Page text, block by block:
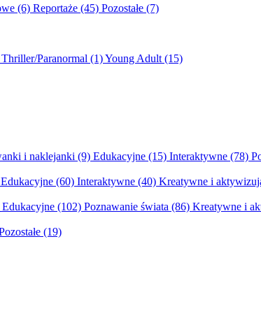
(6) Reportaże (45) Pozostałe (7)
Thriller/Paranormal (1)Young Adult (15)
i naklejanki (9) Edukacyjne (15) Interaktywne (78)
Edukacyjne (60) Interaktywne (40) Kreatywne i
Edukacyjne (102) Poznawanie świata (86) Kreatywne i
(19)